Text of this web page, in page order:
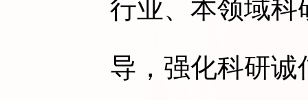
行业、本领域科
导，强化科研